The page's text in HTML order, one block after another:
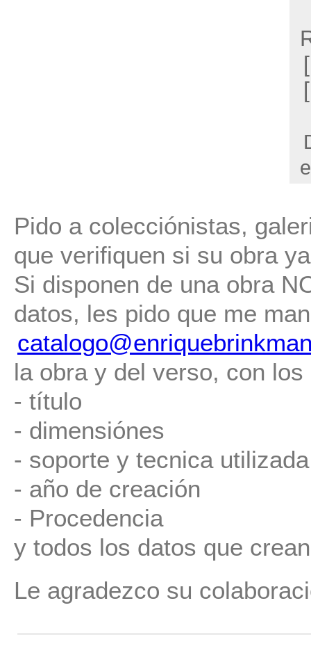
Pido a colecciónistas,
que verifiquen si su obra
Si disponen de una obra
datos, les pido que me
la obra y del verso, con
- título
- dimensiónes
- soporte y tecnica
- año de creación
- Procedencia
y todos los datos que
Le agradezco su